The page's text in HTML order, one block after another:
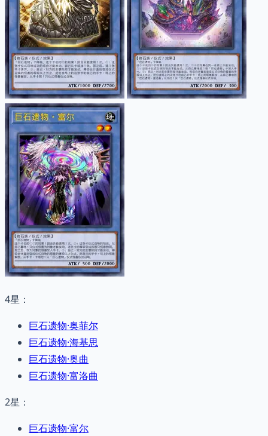
4星：
巨石遗物·奥菲尔
巨石遗物·海基思
巨石遗物·奥曲
巨石遗物·富洛曲
2星：
巨石遗物·富尔